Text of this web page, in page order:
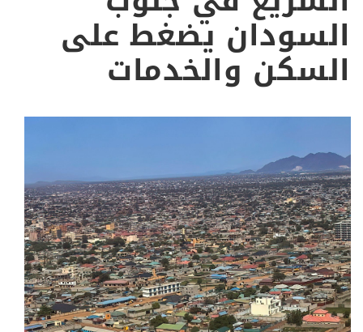
السودان يضغط على
السكن والخدمات